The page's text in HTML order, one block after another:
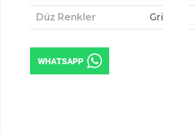
Düz Renkler Gri